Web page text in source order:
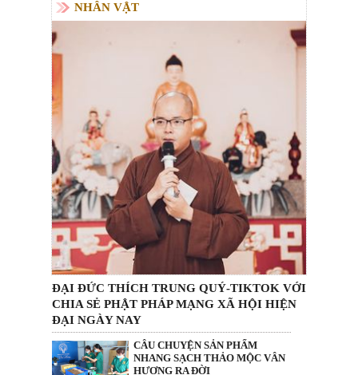
NHÂN VẬT
ĐẠI ĐỨC THÍCH TRUNG QUÝ-TIKTOK VỚI
CHIA SẺ PHẬT PHÁP MẠNG XÃ HỘI HIỆN
ĐẠI NGÀY NAY
CÂU CHUYỆN SẢN PHẨM
NHANG SẠCH THẢO MỘC VÂN
HƯƠNG RA ĐỜI